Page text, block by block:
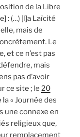
de la Libre
: (…) [l]a Laïcité
mais de
Le
et ce n’est pas
mais
pas d’avoir
ce site ; le 20
la « Journée des
une connexe en
religieux que,
remplacement